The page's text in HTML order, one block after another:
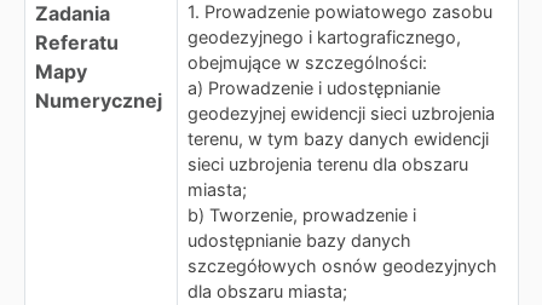
Zadania
Referatu
Mapy
Numerycznej
1. Prowadzenie powiatowego zasobu
geodezyjnego i kartograficznego,
obejmujące w szczególności:
a) Prowadzenie i udostępnianie
geodezyjnej ewidencji sieci uzbrojenia
terenu, w tym bazy danych ewidencji
sieci uzbrojenia terenu dla obszaru
miasta;
b) Tworzenie, prowadzenie i
udostępnianie bazy danych
szczegółowych osnów geodezyjnych
dla obszaru miasta;